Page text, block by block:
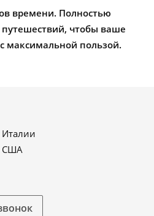
времени. Полностью
чтобы ваше
максимальной пользой.
США